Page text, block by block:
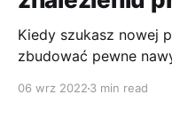
Kiedy szukasz nowej
zbudować pewne
06 wrz 2022 3 min read